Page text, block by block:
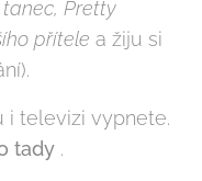
Pretty
přítele a žiju si
i televizi vypnete.
tady .